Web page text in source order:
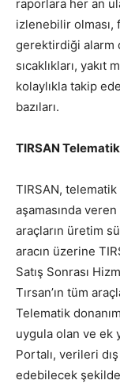
raporlara her an
izlenebilir olması,
gerektirdiği alarm
sıcaklıkları,
kolaylıkla takip
bazıları.
TIRSAN
TIRSAN,
aşamasında
araçların üretim
aracın üzerine
Satış Sonrası
Tırsan’ın tüm
Telematik
uygula olan ve ek
Portalı, verileri
edebilecek şekilde